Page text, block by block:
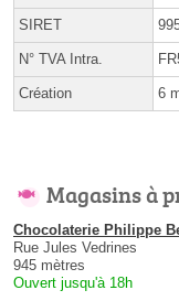
SIRET
N° TVA Intra.
Création 6
Magasins à
Chocolaterie Philippe
Rue Jules Vedrines
945 mètres
Ouvert jusqu'à 18h